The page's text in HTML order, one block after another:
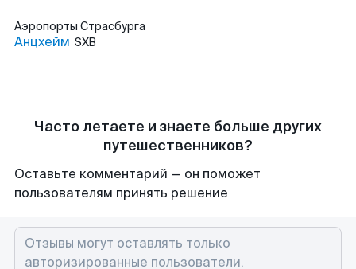
Аэропорты Страсбурга
Анцхейм SXB
Часто летаете и знаете больше других
путешественников?
Оставьте комментарий — он поможет
пользователям принять решение